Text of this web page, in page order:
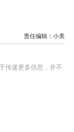
责任编辑：小美
传递更多信息，并不